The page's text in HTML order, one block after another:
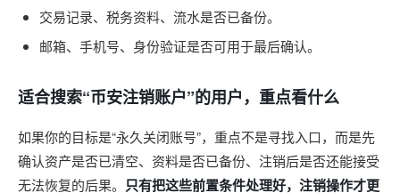
交易记录、税务资料、流水是否已备份。
邮箱、手机号、身份验证是否可用于最后确认。
适合搜索“币安注销账户”的用户，重点看什么
如果你的目标是“永久关闭账号”，重点不是寻找入口，而是先
确认资产是否已清空、资料是否已备份、注销后是否还能接受
无法恢复的后果。 只有把这些前置条件处理好，注销操作才更